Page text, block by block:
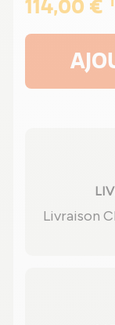
114,00 €
Livraison